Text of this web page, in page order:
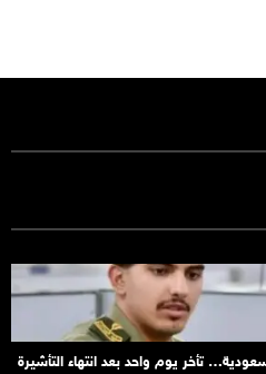
تأخر يوم واحد بعد انتهاء التأشيرة